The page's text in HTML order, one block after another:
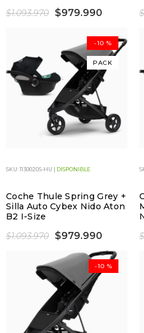
$1.093.970
$979.990
SKU: 11300205-HU | DISPONIBLE
Coche Thule Spring Grey +
Silla Auto Cybex Nido Aton
B2 I-Size
$1.093.970
$979.990
-10 %
PACK
-10 %